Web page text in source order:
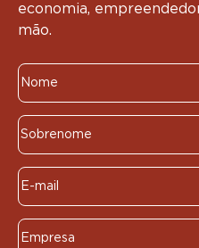
economia,
mão.